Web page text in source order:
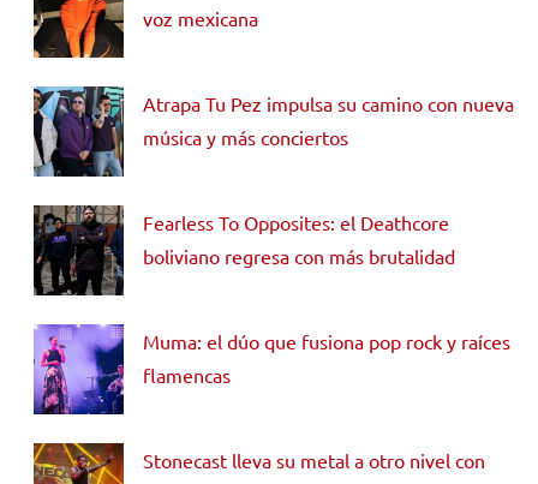
voz mexicana
Atrapa Tu Pez impulsa su camino con nueva
música y más conciertos
Fearless To Opposites: el Deathcore
boliviano regresa con más brutalidad
Muma: el dúo que fusiona pop rock y raíces
flamencas
Stonecast lleva su metal a otro nivel con